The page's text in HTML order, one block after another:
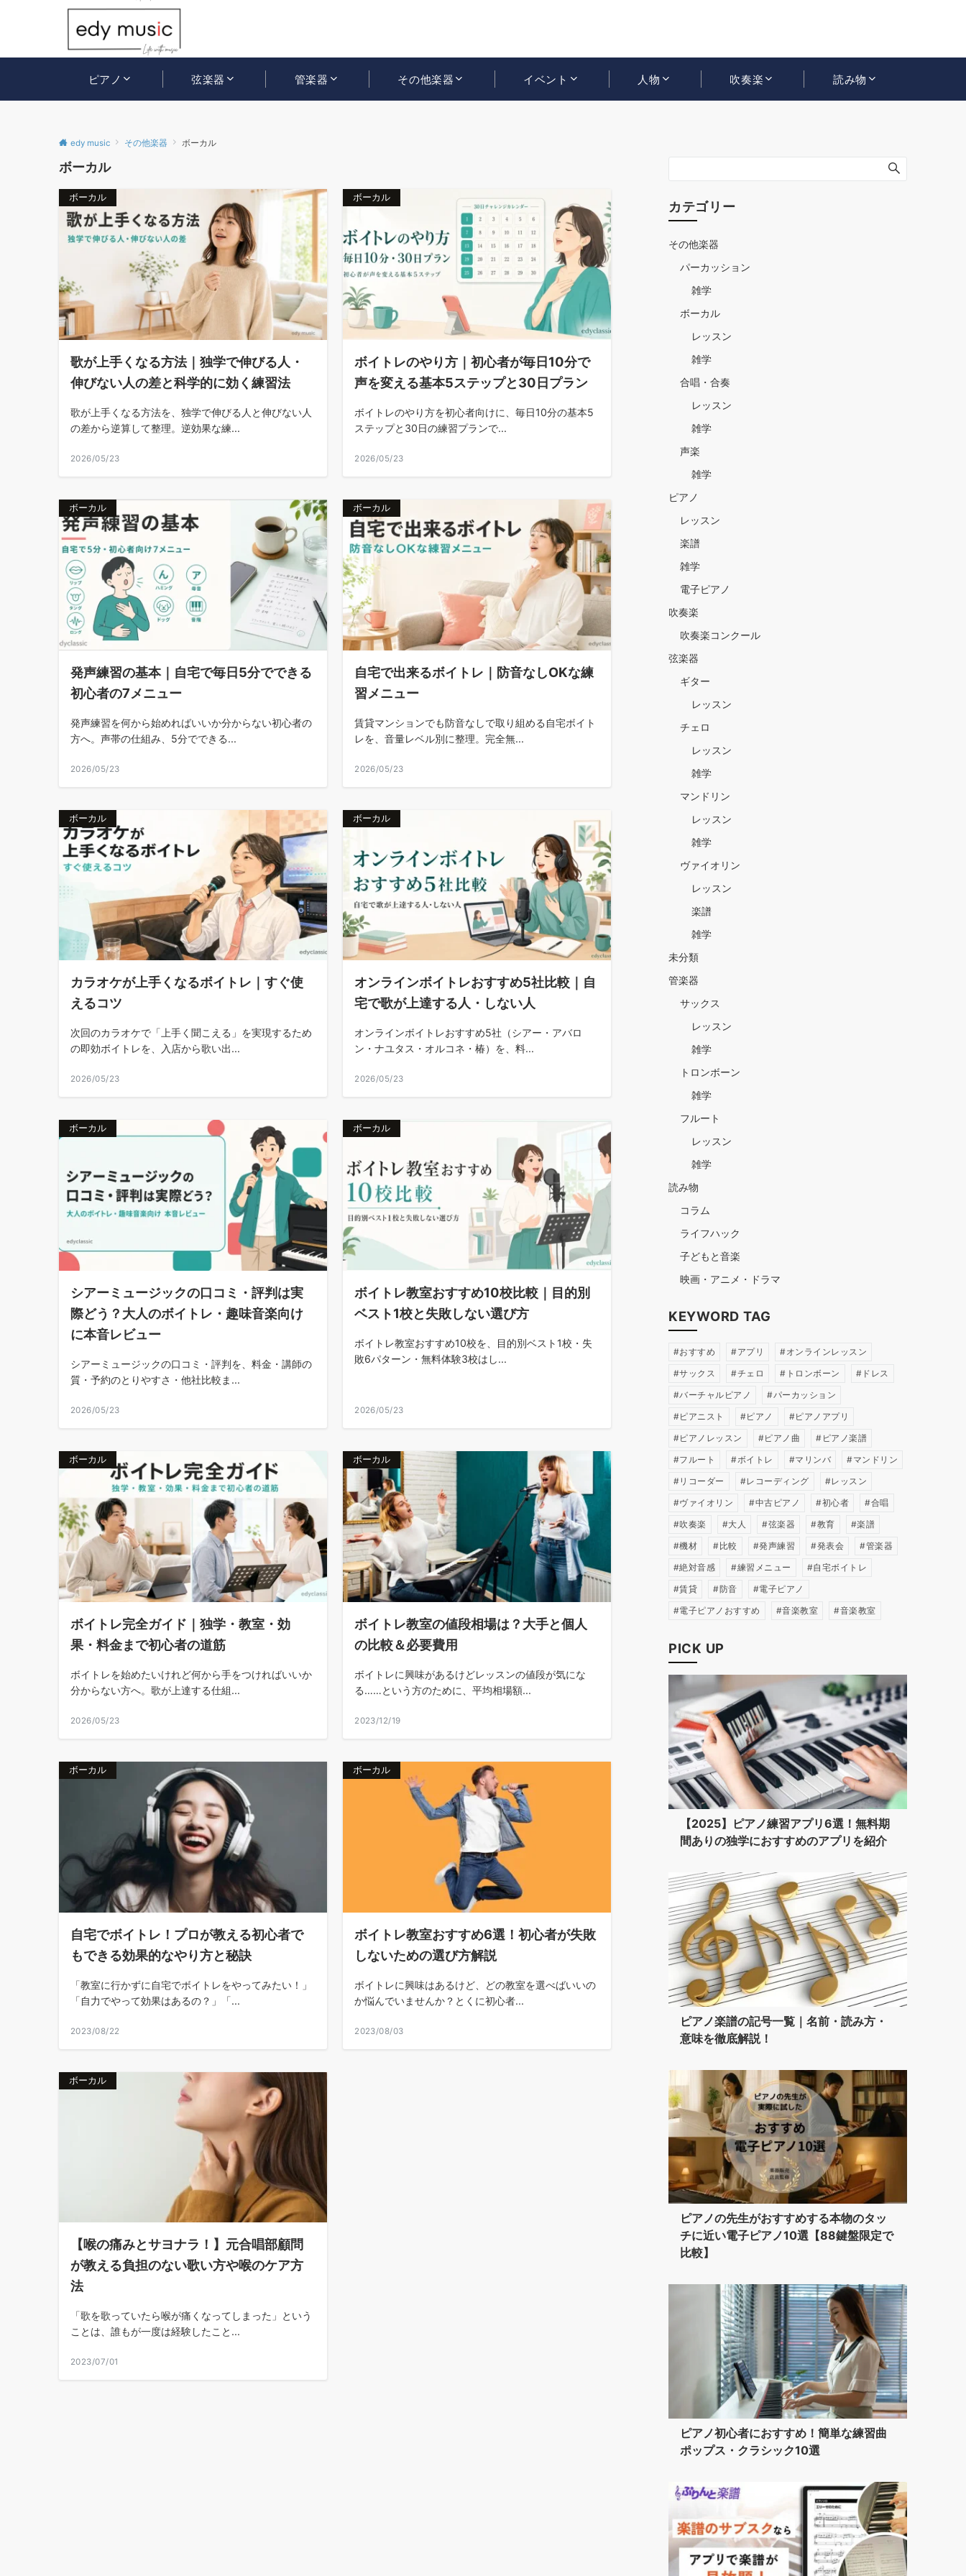
ピアノ 弦楽器 管楽器 その他楽器 イベント 人物 吹奏楽 読み物
edy music その他楽器 ボーカル
ボーカル
ボーカル
歌が上手くなる方法｜独学で伸びる人・
伸びない人の差と科学的に効く練習法
歌が上手くなる方法を、独学で伸びる人と伸びない人
の差から逆算して整理。逆効果な練...
2026/05/23
ボーカル
ボイトレのやり方｜初心者が毎日10分で
声を変える基本5ステップと30日プラン
ボイトレのやり方を初心者向けに、毎日10分の基本5
ステップと30日の練習プランで...
2026/05/23
ボーカル
発声練習の基本｜自宅で毎日5分でできる
初心者の7メニュー
発声練習を何から始めればいいか分からない初心者の
方へ。声帯の仕組み、5分でできる...
2026/05/23
ボーカル
自宅で出来るボイトレ｜防音なしOKな練
習メニュー
賃貸マンションでも防音なしで取り組める自宅ボイト
レを、音量レベル別に整理。完全無...
2026/05/23
ボーカル
カラオケが上手くなるボイトレ｜すぐ使
えるコツ
次回のカラオケで「上手く聞こえる」を実現するため
の即効ボイトレを、入店から歌い出...
2026/05/23
ボーカル
オンラインボイトレおすすめ5社比較｜自
宅で歌が上達する人・しない人
オンラインボイトレおすすめ5社（シアー・アバロ
ン・ナユタス・オルコネ・椿）を、料...
2026/05/23
ボーカル
シアーミュージックの口コミ・評判は実
際どう？大人のボイトレ・趣味音楽向け
に本音レビュー
シアーミュージックの口コミ・評判を、料金・講師の
質・予約のとりやすさ・他社比較ま...
2026/05/23
ボーカル
ボイトレ教室おすすめ10校比較｜目的別
ベスト1校と失敗しない選び方
ボイトレ教室おすすめ10校を、目的別ベスト1校・失
敗6パターン・無料体験3校はし...
2026/05/23
ボーカル
ボイトレ完全ガイド｜独学・教室・効
果・料金まで初心者の道筋
ボイトレを始めたいけれど何から手をつければいいか
分からない方へ。歌が上達する仕組...
2026/05/23
ボーカル
ボイトレ教室の値段相場は？大手と個人
の比較＆必要費用
ボイトレに興味があるけどレッスンの値段が気にな
る……という方のために、平均相場額...
2023/12/19
ボーカル
自宅でボイトレ！プロが教える初心者で
もできる効果的なやり方と秘訣
「教室に行かずに自宅でボイトレをやってみたい！」
「自力でやって効果はあるの？」「...
2023/08/22
ボーカル
ボイトレ教室おすすめ6選！初心者が失敗
しないための選び方解説
ボイトレに興味はあるけど、どの教室を選べばいいの
か悩んでいませんか？とくに初心者...
2023/08/03
ボーカル
【喉の痛みとサヨナラ！】元合唱部顧問
が教える負担のない歌い方や喉のケア方
法
「歌を歌っていたら喉が痛くなってしまった」という
ことは、誰もが一度は経験したこと...
2023/07/01
カテゴリー
その他楽器
パーカッション
雑学
ボーカル
レッスン
雑学
合唱・合奏
レッスン
雑学
声楽
雑学
ピアノ
レッスン
楽譜
雑学
電子ピアノ
吹奏楽
吹奏楽コンクール
弦楽器
ギター
レッスン
チェロ
レッスン
雑学
マンドリン
レッスン
雑学
ヴァイオリン
レッスン
楽譜
雑学
未分類
管楽器
サックス
レッスン
雑学
トロンボーン
雑学
フルート
レッスン
雑学
読み物
コラム
ライフハック
子どもと音楽
映画・アニメ・ドラマ
KEYWORD TAG
おすすめ アプリ
オンラインレッスン
サックス
チェロ トロンボーン
ドレス
バーチャルピアノ
パーカッション
ピアニスト
ピアノ
ピアノアプリ
ピアノレッスン
ピアノ曲
ピアノ楽譜
フルート
ボイトレ マリンバ
マンドリン
リコーダー
レコーディング
レッスン
ヴァイオリン
中古ピアノ 初心者
合唱
吹奏楽
大人 弦楽器 教育
楽譜
機材
比較 発声練習 発表会
管楽器
絶対音感
練習メニュー
自宅ボイトレ
賃貸
防音
電子ピアノ
電子ピアノおすすめ
音楽教室 音楽教室
PICK UP
【2025】ピアノ練習アプリ6選！無料期
間ありの独学におすすめのアプリを紹介
ピアノ楽譜の記号一覧｜名前・読み方・
意味を徹底解説！
ピアノの先生がおすすめする本物のタッ
チに近い電子ピアノ10選【88鍵盤限定で
比較】
ピアノ初心者におすすめ！簡単な練習曲
ポップス・クラシック10選